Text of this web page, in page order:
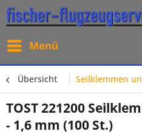
Menü
Übersicht Seilklemmen
TOST 221200
- 1,6 mm (100 St.)